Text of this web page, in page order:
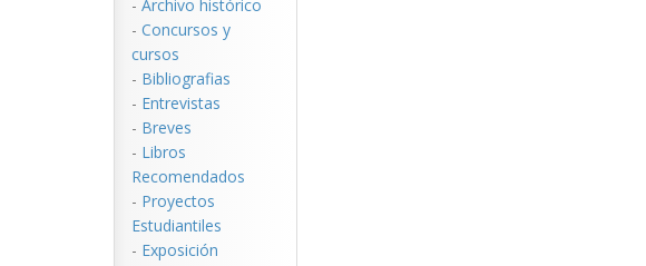
- Archivo histórico
- Concursos y
cursos
- Bibliografias
- Entrevistas
- Breves
- Libros
Recomendados
- Proyectos
Estudiantiles
- Exposición